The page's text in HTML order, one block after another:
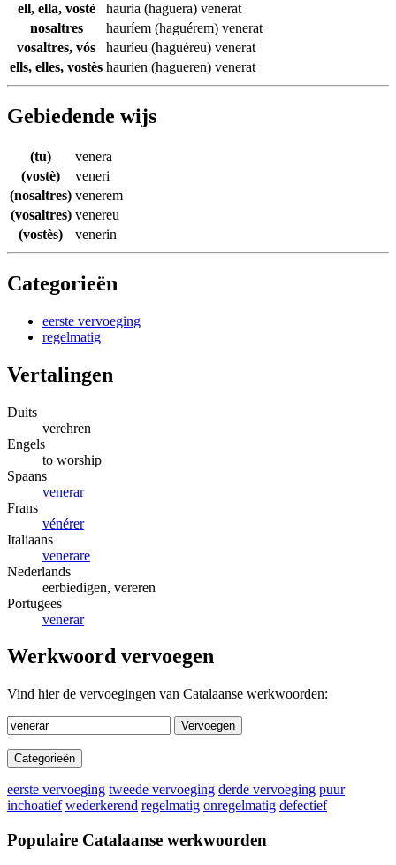
ell, ella, vostè
hauria (haguera) venerat
nosaltres
hauríem (haguérem) venerat
vosaltres, vós
hauríeu (haguéreu) venerat
ells, elles, vostès haurien (hagueren) venerat
Gebiedende wijs
(tu)
venera
(vostè)
veneri
(nosaltres) venerem
(vosaltres) venereu
(vostès)
venerin
Categorieën
eerste vervoeging
regelmatig
Vertalingen
Duits
verehren
Engels
to worship
Spaans
venerar
Frans
vénérer
Italiaans
venerare
Nederlands
eerbiedigen, vereren
Portugees
venerar
Werkwoord vervoegen
Vind hier de vervoegingen van Catalaanse werkwoorden:
Vervoegen
Categorieën
eerste vervoeging tweede vervoeging derde vervoeging puur
inchoatief wederkerend regelmatig onregelmatig defectief
Populaire Catalaanse werkwoorden